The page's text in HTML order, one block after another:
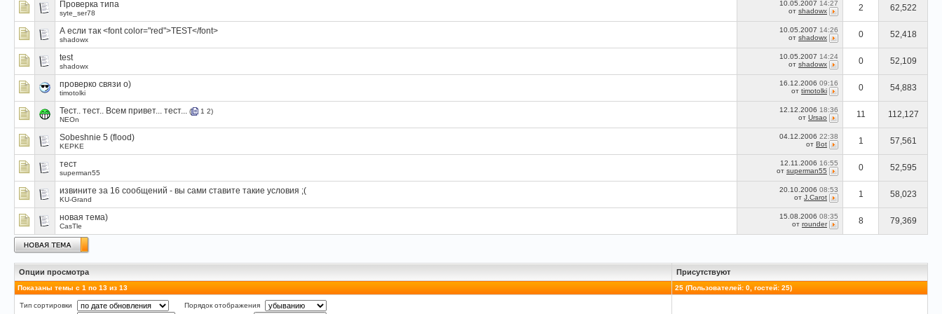
Проверка типа
syte_ser78
10.05.2007 14:27
от shadowx 2 62,522
А если так <font color="red">TEST</font>
shadowx
10.05.2007 14:26
от shadowx 0 52,418
test
shadowx
10.05.2007 14:24
от shadowx 0 52,109
проверко связи о)
timotolki
16.12.2006 09:16
от timotolki 0 54,883
Тест.. тест.. Всем привет... тест... ( 1 2)
NEOn
12.12.2006 18:36
от Ursao 11 112,127
Sobeshnie 5 (flood)
KEPKE
04.12.2006 22:38
от Bot 1 57,561
тест
superman55
12.11.2006 16:55
от superman55 0 52,595
извините за 16 сообщений - вы сами ставите такие условия ;(
KU-Grand
20.10.2006 08:53
от J.Carot 1 58,023
новая тема)
CasTle
15.08.2006 08:35
от rounder 8 79,369
Опции просмотра Присутствуют
Показаны темы с 1 по 13 из 13 25 (Пользователей: 0, гостей: 25)
Тип сортировки Порядок отображения